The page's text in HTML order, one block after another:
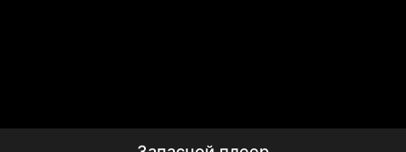
Запасной плеер